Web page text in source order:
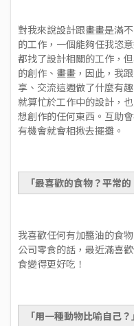
對我來說設計跟畫畫是滿
的工作，一個能夠任我恣
都找了設計相關的工作，
的創作、畫畫，因此，我
享、交流這週做了什麼有
就算忙於工作中的設計，
想創作的任何東西。互助
有機會就會相揪去擺攤。
「最喜歡的食物？平常
我喜歡任何有加醬油的食
公司零食的話，最近滿喜
食變得更好吃！
「用一種動物比喻自己？」